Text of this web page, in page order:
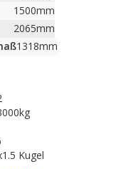
1500mm
2065mm
1318mm
Kugel